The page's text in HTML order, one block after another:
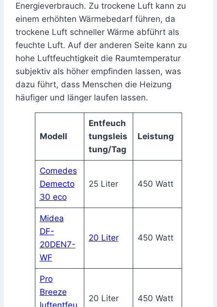
Energieverbrauch. Zu trockene Luft kann zu
einem erhöhten Wärmebedarf führen, da
trockene Luft schneller Wärme abführt als
feuchte Luft. Auf der anderen Seite kann zu
hohe Luftfeuchtigkeit die Raumtemperatur
subjektiv als höher empfinden lassen, was
dazu führt, dass Menschen die Heizung
häufiger und länger laufen lassen.
Modell
Entfeuch
tungsleis
tung/Tag
Leistung
Comedes
Demecto
30 eco
25 Liter 450 Watt
Midea
DF-
20DEN7-
WF
20 Liter 450 Watt
Pro
Breeze
20 Liter 450 Watt